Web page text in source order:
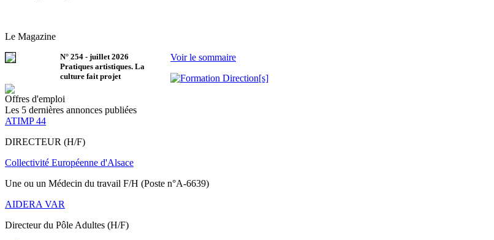
Le Magazine
N° 254 - juillet 2026
Pratiques artistiques. La
culture fait projet
Voir le sommaire
Offres d'emploi
Les 5 dernières annonces publiées
ATIMP 44
DIRECTEUR (H/F)
Collectivité Européenne d'Alsace
Une ou un Médecin du travail F/H (Poste n°A-6639)
AIDERA VAR
Directeur du Pôle Adultes (H/F)